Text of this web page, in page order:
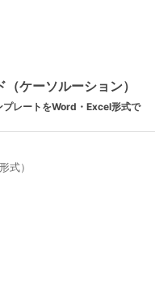
ケーソルーション）
プレートをWord・Excel形式で
式）